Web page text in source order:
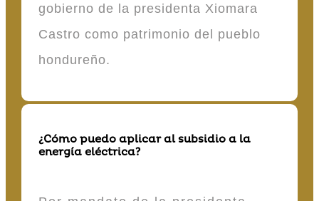
gobierno de la presidenta Xiomara
Castro como patrimonio del pueblo
hondureño.
¿Cómo puedo aplicar al subsidio a la
energía eléctrica?